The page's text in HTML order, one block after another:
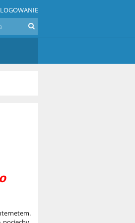
LOGOWANIE